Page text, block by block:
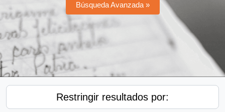
Búsqueda Avanzada »
Restringir resultados por: